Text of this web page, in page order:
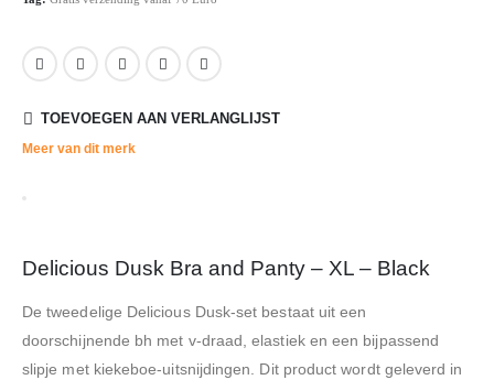
TOEVOEGEN AAN VERLANGLIJST
Meer van dit merk
Delicious Dusk Bra and Panty – XL – Black
De tweedelige Delicious Dusk-set bestaat uit een
doorschijnende bh met v-draad, elastiek en een bijpassend
slipje met kiekeboe-uitsnijdingen. Dit product wordt geleverd in